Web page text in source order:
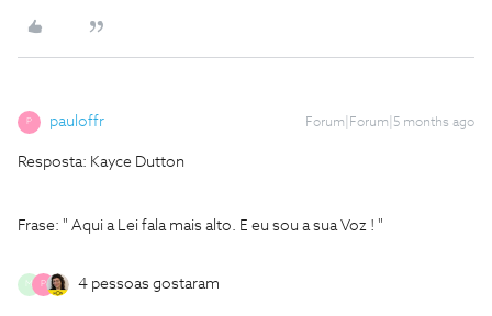
P pauloffr Forum|Forum|5 months ago
Resposta: Kayce Dutton
Frase: " Aqui a Lei fala mais alto. E eu sou a sua Voz ! "
M P 4 pessoas gostaram